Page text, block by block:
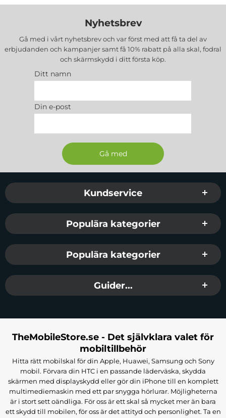
Nyhetsbrev
Gå med i vårt nyhetsbrev och var först med att få ta del av
erbjudanden och kampanjer samt få 10% rabatt på alla skal, fodral
och skärmskydd i ditt första köp.
Ditt namn
Din e-post
Sidfot Blandad info och länkar
Kundservice
Populära kategorier
Populära kategorier
Guider...
TheMobileStore.se - Det självklara valet för
mobiltillbehör
Hitta rätt mobilskal för din Apple, Huawei, Samsung och Sony
mobil. Förvara din HTC i en passande läderväska, skydda
skärmen med displayskydd eller gör din iPhone till en komplett
multimediemaskin med ett par snygga hörlurar. Möjligheterna
är i stort sett oändliga. För oss är ett skal så mycket mer än bara
ett skydd till mobilen, för oss är det attityd och personlighet. Ta en